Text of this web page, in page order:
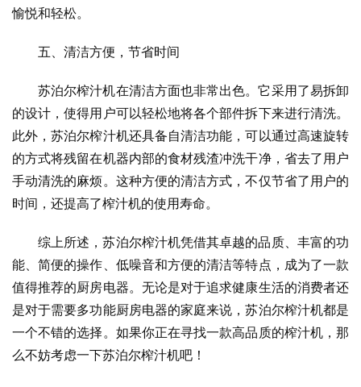
愉悦和轻松。
五、清洁方便，节省时间
苏泊尔榨汁机在清洁方面也非常出色。它采用了易拆卸
的设计，使得用户可以轻松地将各个部件拆下来进行清洗。
此外，苏泊尔榨汁机还具备自清洁功能，可以通过高速旋转
的方式将残留在机器内部的食材残渣冲洗干净，省去了用户
手动清洗的麻烦。这种方便的清洁方式，不仅节省了用户的
时间，还提高了榨汁机的使用寿命。
综上所述，苏泊尔榨汁机凭借其卓越的品质、丰富的功
能、简便的操作、低噪音和方便的清洁等特点，成为了一款
值得推荐的厨房电器。无论是对于追求健康生活的消费者还
是对于需要多功能厨房电器的家庭来说，苏泊尔榨汁机都是
一个不错的选择。如果你正在寻找一款高品质的榨汁机，那
么不妨考虑一下苏泊尔榨汁机吧！